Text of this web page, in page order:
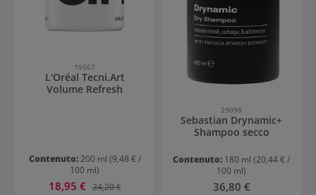
19567
L'Oréal Tecni.Art
Volume Refresh
Contenuto:200 ml (9,48 € /
100 ml)
Prezzo di vendita:
18,95 € Prezzo normale:
24,20 €
29098
Sebastian Drynamic+
Shampoo secco
Contenuto: 180 ml (20,44 € /
100 ml)
Prezzo normale:
36,80 €